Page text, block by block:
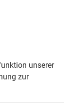
unserer
zur